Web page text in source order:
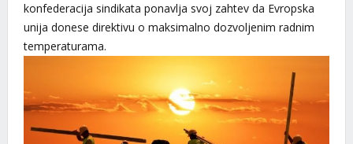
konfederacija sindikata ponavlja svoj zahtev da Evropska
unija donese direktivu o maksimalno dozvoljenim radnim
temperaturama.